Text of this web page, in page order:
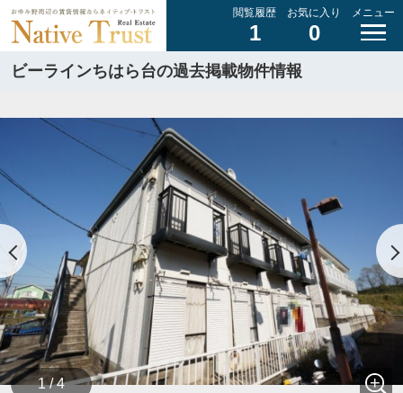
閲覧履歴
1
お気に入り
0
メニュー
ビーラインちはら台の過去掲載物件情報
1 / 4